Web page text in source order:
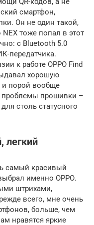
смартфон,
Он не один такой,
тоже попал в этот
с Bluetooth 5.0
передатчика.
к работе OPPO Find
хорошую
и порой вообще
проблемы прошивки –
столь статусного
легкий
самый красивый
именно OРРО.
штрихами,
всего, мне очень
больше, чем
нравятся яркие